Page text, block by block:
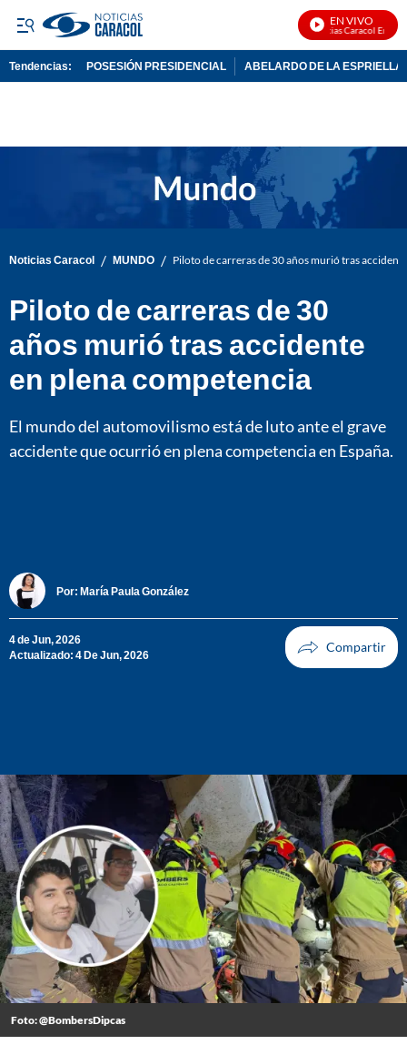
EN VIVO
Noticias Caracol En Vivo
Tendencias: POSESIÓN PRESIDENCIAL ABELARDO DE LA ESPRIELLA
Noticias Caracol / MUNDO / Piloto de carreras de 30 años murió tras
Piloto de carreras de 30
años murió tras accidente
en plena competencia
El mundo del automovilismo está de luto ante el grave
accidente que ocurrió en plena competencia en España.
Por: María Paula González
4 de Jun, 2026
Actualizado: 4 De Jun, 2026
Foto: @BombersDipcas